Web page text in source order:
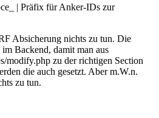
| Präfix für Anker-IDs zur
Absicherung nichts zu tun. Die
Backend, damit man aus
modify.php zu der richtigen Section
die auch gesetzt. Aber m.W.n.
zu tun.